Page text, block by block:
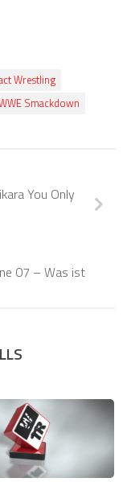
Wrestling
Smackdown
You Only
07 – Was ist